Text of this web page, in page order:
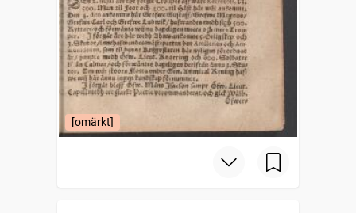
[omärkt]